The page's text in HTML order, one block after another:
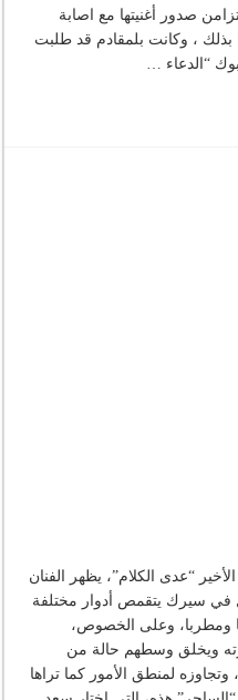
صدور أغنيتها مع اصابة
بذلك ، وكانت بلمقادم قد طلبت
“الدعاء …
“عدى الكلام”، يظهر الفنان
سيرك يتقمص أدوار مختلفة
ومطربا، وعلى الخصوص،
ويخلق وسطهم حالة من
وتجاوزه لمنطق الأمور كما تراها